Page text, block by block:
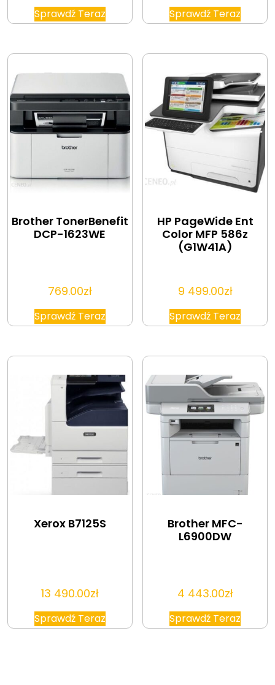
Sprawdź Teraz Sprawdź Teraz
Brother TonerBenefit
DCP-1623WE
769.00zł
Sprawdź Teraz
HP PageWide Ent
Color MFP 586z
(G1W41A)
9 499.00zł
Sprawdź Teraz
Xerox B7125S
13 490.00zł
Sprawdź Teraz
Brother MFC-
L6900DW
4 443.00zł
Sprawdź Teraz